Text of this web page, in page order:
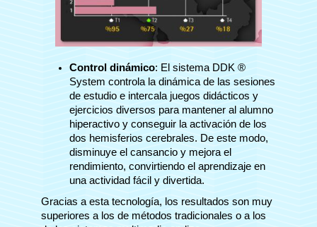
Control dinámico: El sistema DDK ®
System controla la dinámica de las sesiones
de estudio e intercala juegos didácticos y
ejercicios diversos para mantener al alumno
hiperactivo y conseguir la activación de los
dos hemisferios cerebrales. De este modo,
disminuye el cansancio y mejora el
rendimiento, convirtiendo el aprendizaje en
una actividad fácil y divertida.
Gracias a esta tecnología, los resultados son muy
superiores a los de métodos tradicionales o a los